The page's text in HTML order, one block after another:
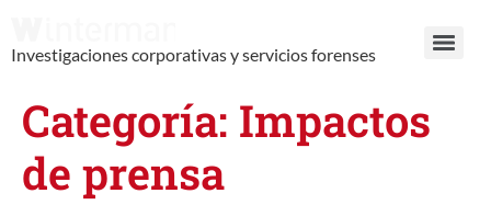
Investigaciones corporativas y servicios forenses
Categoría: Impactos
de prensa